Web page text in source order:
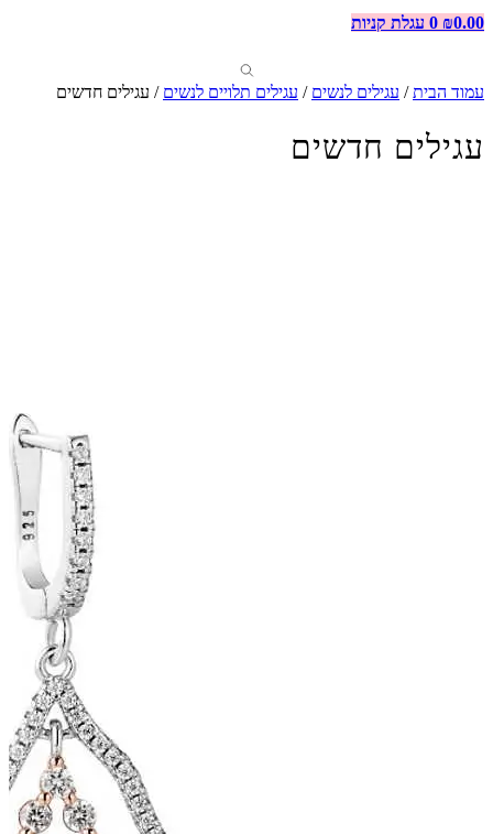
₪0.00
0 עגלת קניות
עמוד הבית/ עגילים לנשים / עגילים תלויים לנשים / עגילים חדשים
עגילים חדשים